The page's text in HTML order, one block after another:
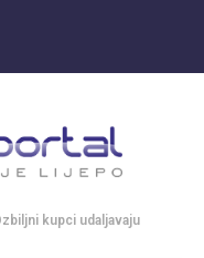
kupci udaljavaju